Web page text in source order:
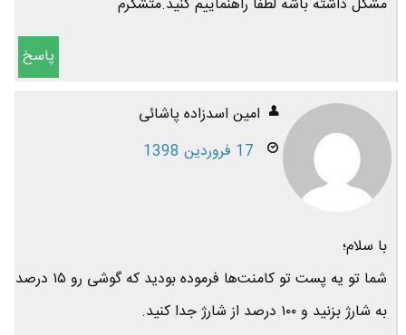
پاسخ
امین اسدزاده پاشائی
17 فروردین 1398
با سلام؛
شما تو یه پست تو کامنت‌ها فرموده بودید که گوشی رو ۱۵ درصد
به شارژ بزنید و ۱۰۰ درصد از شارژ جدا کنید.